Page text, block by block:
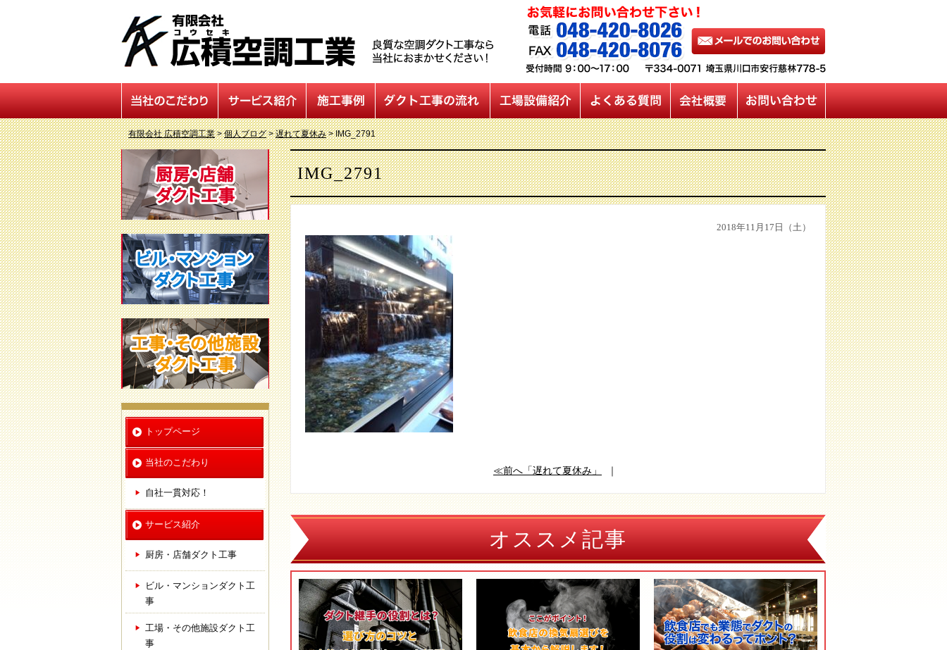
有限会社 広積空調工業>個人ブログ>遅れて夏休み>IMG_2791
IMG_2791
2018年11月17日（土）
≪前へ「遅れて夏休み」
オススメ記事
トップページ
当社のこだわり
自社一貫対応！
サービス紹介
厨房・店舗ダクト工事
ビル・マンションダクト工
事
工場・その他施設ダクト工
事